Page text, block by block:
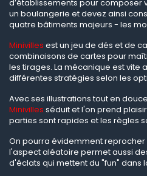
d’établissements pour composer
un boulangerie et devez ainsi
quatre bâtiments majeurs - les
Minivilles est un jeu de dés et de
combinaisons de cartes pour
les tirages. La mécanique est vite
différentes stratégies selon les
Avec ses illustrations tout en
Minivilles séduit et l'on prend
parties sont rapides et les règles
On pourra évidemment
l'aspect aléatoire permet aussi
d'éclats qui mettent du "fun" dans